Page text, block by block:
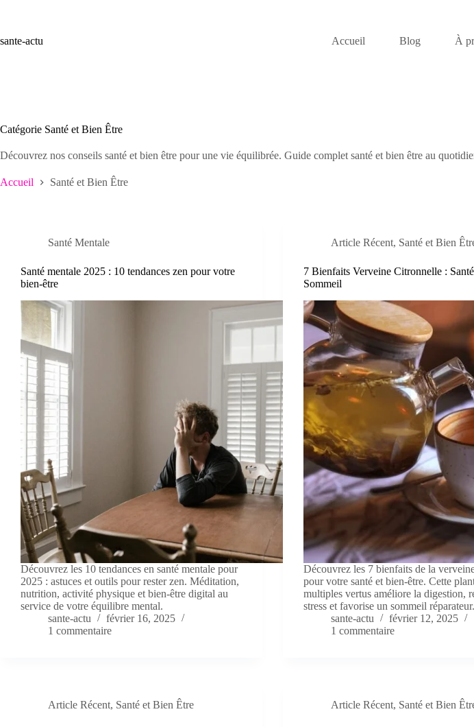
sante-actu
Accueil Blog À
Catégorie Santé et Bien Être
Découvrez nos conseils santé et bien être pour une vie équilibrée. Guide complet santé et bien être au
Accueil Santé et Bien Être
Santé Mentale
Santé mentale 2025 : 10 tendances zen pour votre
bien-être
Découvrez les 10 tendances en santé mentale pour
2025 : astuces et outils pour rester zen. Méditation,
nutrition, activité physique et bien-être digital au
service de votre équilibre mental.
sante-actu
février 16, 2025
1 commentaire
Article Récent, Santé et Bien
7 Bienfaits Verveine Citronnelle :
Sommeil
Découvrez les 7 bienfaits de la
pour votre santé et bien-être. Cette
multiples vertus améliore la digestion,
stress et favorise un sommeil réparateur.
sante-actu
février 12, 2025
1 commentaire
Article Récent, Santé et Bien Être Article Récent, Santé et Bien